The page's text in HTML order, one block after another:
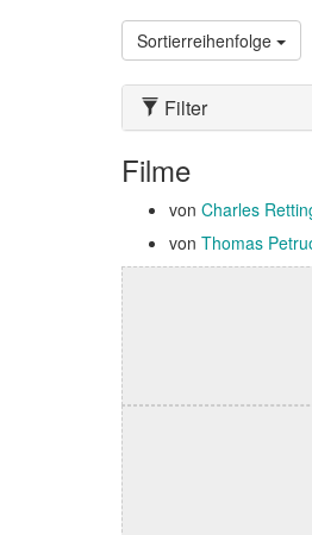
Sortierreihenfolge
Filter
Filme
von Charles
von Thomas